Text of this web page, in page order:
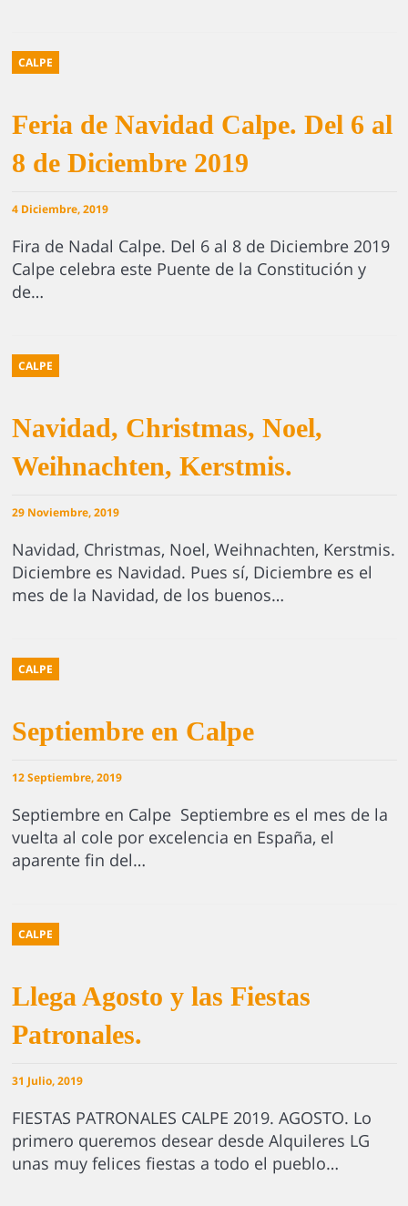
CALPE
Feria de Navidad Calpe. Del 6 al
8 de Diciembre 2019
4 Diciembre, 2019
Fira de Nadal Calpe. Del 6 al 8 de Diciembre 2019
Calpe celebra este Puente de la Constitución y
de…
CALPE
Navidad, Christmas, Noel,
Weihnachten, Kerstmis.
29 Noviembre, 2019
Navidad, Christmas, Noel, Weihnachten, Kerstmis.
Diciembre es Navidad. Pues sí, Diciembre es el
mes de la Navidad, de los buenos…
CALPE
Septiembre en Calpe
12 Septiembre, 2019
Septiembre en Calpe Septiembre es el mes de la
vuelta al cole por excelencia en España, el
aparente fin del…
CALPE
Llega Agosto y las Fiestas
Patronales.
31 Julio, 2019
FIESTAS PATRONALES CALPE 2019. AGOSTO. Lo
primero queremos desear desde Alquileres LG
unas muy felices fiestas a todo el pueblo…